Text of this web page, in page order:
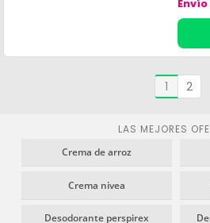
1 2
LAS MEJORES
Crema de arroz
Crema nivea
Desodorante perspirex